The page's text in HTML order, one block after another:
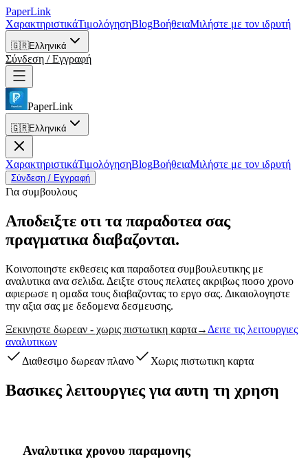
PaperLink
ΧαρακτηριστικάΤιμολόγησηBlogΒοήθειαΜιλήστε με τον ιδρυτή
🇬🇷Ελληνικά
Σύνδεση / Εγγραφή
PaperLink
🇬🇷Ελληνικά
ΧαρακτηριστικάΤιμολόγησηBlogΒοήθειαΜιλήστε με τον ιδρυτή
Σύνδεση / Εγγραφή
Για συμβουλους
Αποδειξτε οτι τα παραδοτεα σας
πραγματικα διαβαζονται.
Κοινοποιηστε εκθεσεις και παραδοτεα συμβουλευτικης με
αναλυτικα ανα σελιδα. Δειξτε στους πελατες ακριβως ποσο χρονο
αφιερωσε η ομαδα τους διαβαζοντας το εργο σας. Δικαιολογηστε
την αξια σας με δεδομενα δεσμευσης.
Ξεκινηστε δωρεαν - χωρις πιστωτικη καρτα→ Δειτε τις λειτουργιες
αναλυτικων
Διαθεσιμο δωρεαν πλανο
Χωρις πιστωτικη καρτα
Βασικες λειτουργιες για αυτη τη χρηση
Αναλυτικα χρονου παραμονης